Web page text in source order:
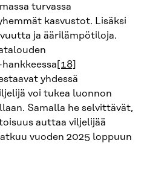
turvassa
kasvustot. Lisäksi
ja äärilämpötiloja.
[18]
yhdessä
voi tukea luonnon
Samalla he selvittävät,
auttaa viljelijää
vuoden 2025 loppuun